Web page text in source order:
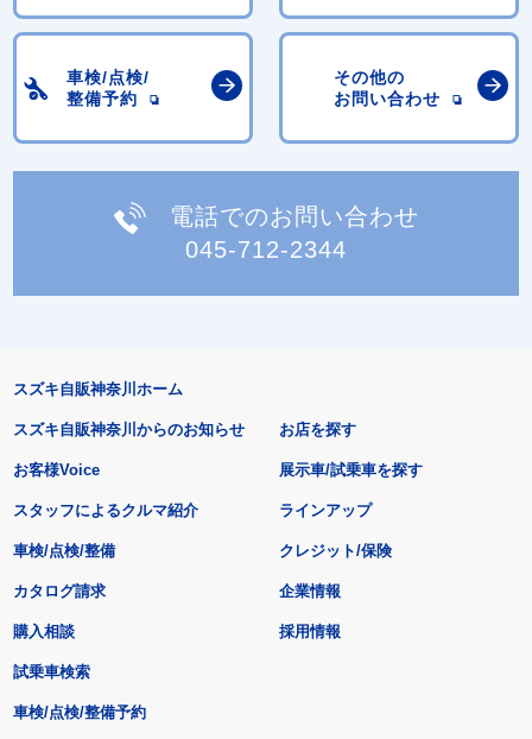
車検/点検/
整備予約
その他の
お問い合わせ
電話でのお問い合わせ
045-712-2344
スズキ自販神奈川ホーム
スズキ自販神奈川からのお知らせ
お客様Voice
スタッフによるクルマ紹介
お店を探す
展示車/試乗車を探す
ラインアップ
車検/点検/整備 クレジット/保険
カタログ請求
購入相談
試乗車検索
車検/点検/整備予約
企業情報
採用情報